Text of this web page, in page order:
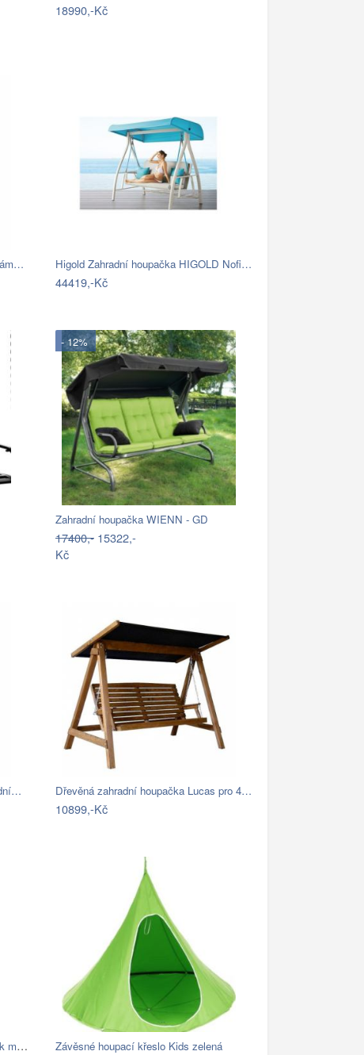
18990,-Kč
Higold Zahradní houpačka HIGOLD Nofi…
44419,-Kč
- 12%
Zahradní houpačka WIENN - GD
17400,- 15322,-
Kč
Dřevěná zahradní houpačka Lucas pro 4…
10899,-Kč
Závěsné houpací křeslo Cozyz pásek modrá Závěsné houpací křeslo Kids zelená